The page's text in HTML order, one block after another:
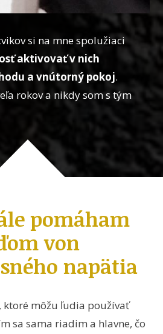
si na mne spolužiaci
aktivovať v nich
a vnútorný pokoj.
rokov a nikdy som s tým
pomáham
von
napätia
ktoré môžu ľudia používať
sa sama riadim a hlavne, čo